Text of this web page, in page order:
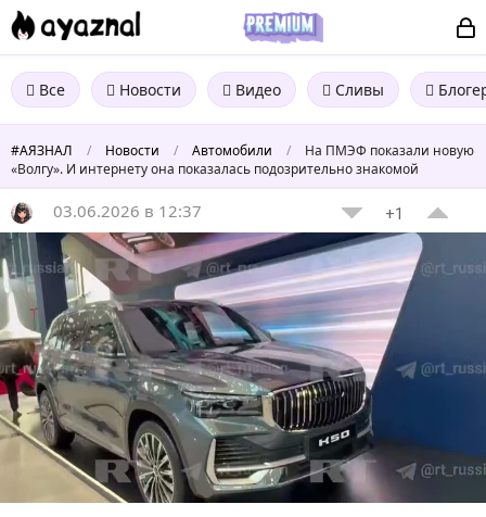
Все Новости Видео Сливы
#АЯЗНАЛ / Новости / Автомобили /
На ПМЭФ показали новую
«Волгу». И интернету она показалась подозрительно знакомой
03.06.2026 в 12:37 +1